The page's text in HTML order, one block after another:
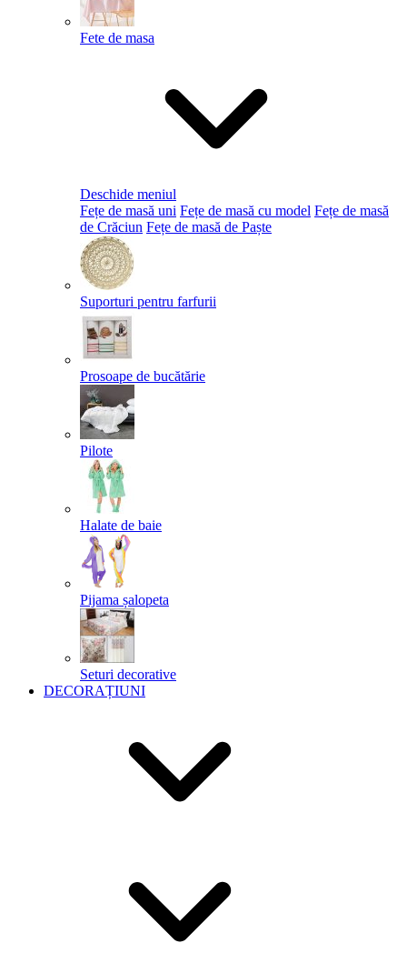
Fete de masa
Deschide meniul
Fețe de masă uni Fețe de masă cu model Fețe de masă
de Crăciun Fețe de masă de Paște​
Suporturi pentru farfurii
Prosoape de bucătărie
Pilote
Halate de baie
Pijama șalopeta
Seturi decorative
DECORAȚIUNI